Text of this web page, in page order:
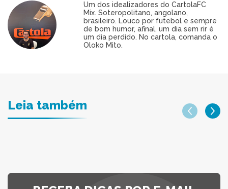
Um dos idealizadores do CartolaFC
Mix. Soteropolitano, angolano,
brasileiro. Louco por futebol e sempre
de bom humor, afinal, um dia sem rir é
um dia perdido. No cartola, comanda o
Oloko Mito.
Leia também